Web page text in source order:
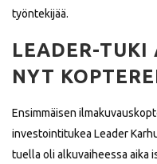
työntekijää.
LEADER-TUKI
NYT
Ensimmäisen
investointitukea Leader
tuella oli alkuvaiheessa aika